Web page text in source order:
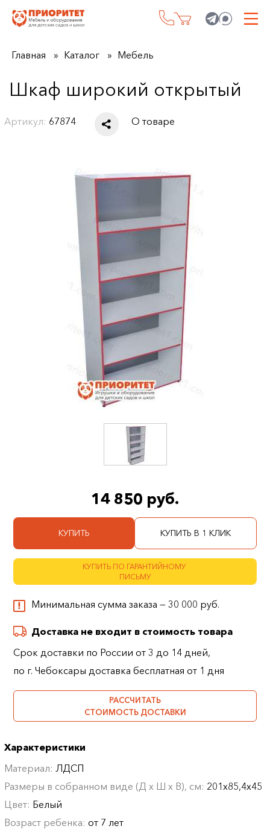
Главная Каталог Мебель
Шкаф широкий открытый
Артикул: 67874 О товаре
14 850 руб.
КУПИТЬ КУПИТЬ В 1 КЛИК
КУПИТЬ ПО ГАРАНТИЙНОМУ
ПИСЬМУ
Минимальная сумма заказа — 30 000 руб.
Доставка не входит в стоимость товара
Срок доставки по России от 3 до 14 дней,
по г. Чебоксары доставка бесплатная от 1 дня
РАССЧИТАТЬ
СТОИМОСТЬ ДОСТАВКИ
Характеристики
Материал:ЛДСП
Размеры в собранном виде (Д х Ш х В), см: 201х85,4х45
Цвет: Белый
Возраст ребенка:от 7 лет